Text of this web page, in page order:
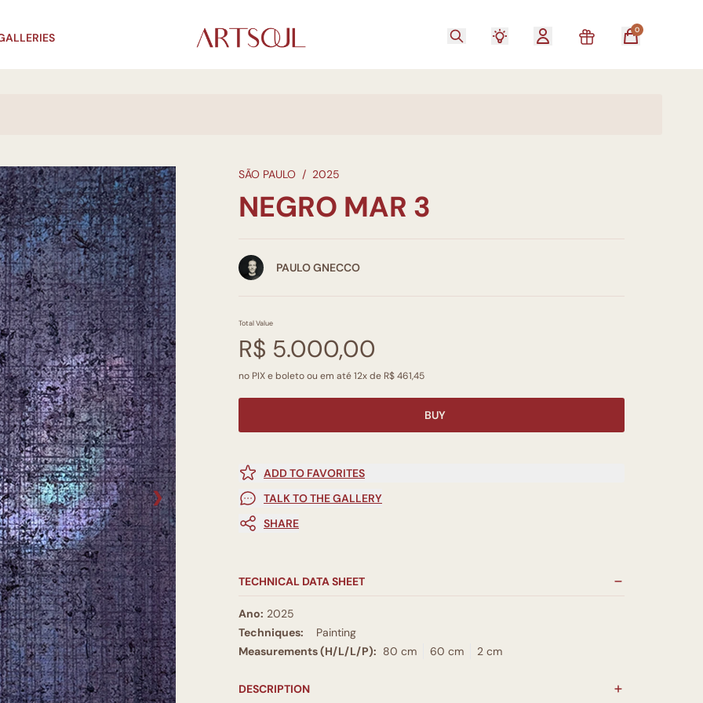
0
❯
SÃO PAULO / 2025
NEGRO MAR 3
PAULO GNECCO
Total Value
R$ 5.000,00
no PIX e boleto ou em até 12x de R$ 461,45
BUY
ADD TO FAVORITES
TALK TO THE GALLERY
SHARE
TECHNICAL DATA SHEET
Ano: 2025
Techniques:
Painting
Measurements (H/L/L/P): 80 cm 60 cm 2 cm
DESCRIPTION